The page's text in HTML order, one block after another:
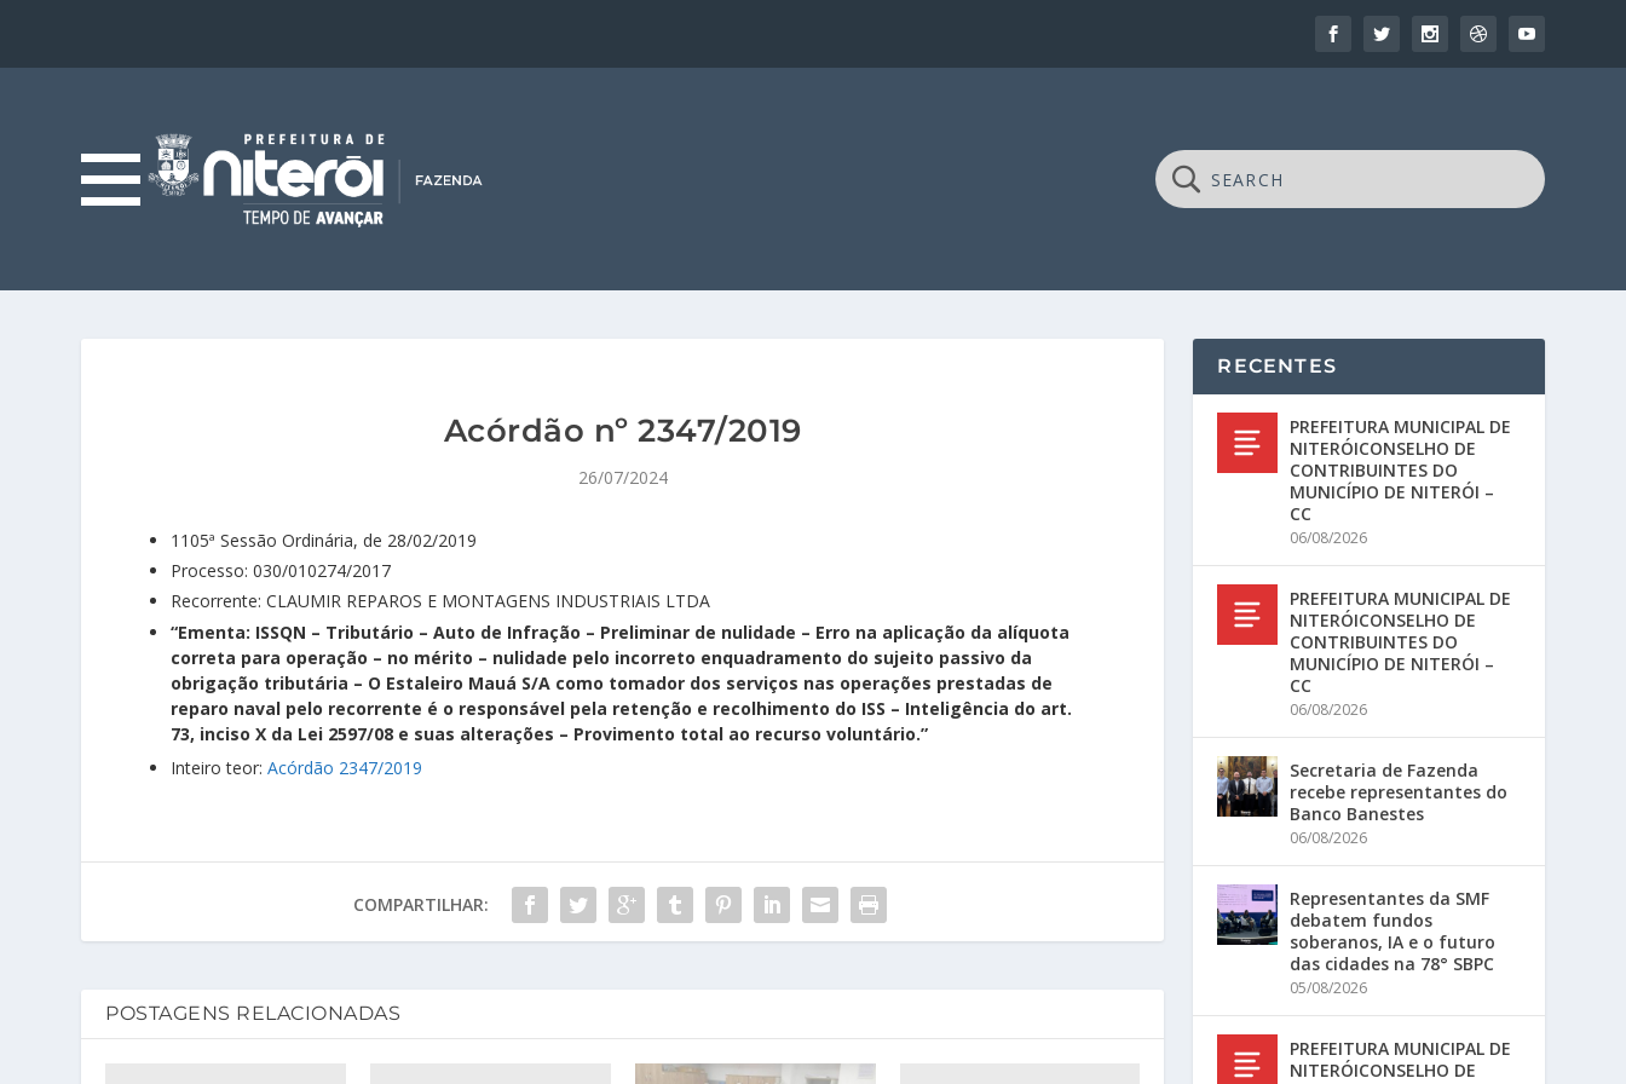
Acórdão nº 2347/2019
26/07/2024
1105ª Sessão Ordinária, de 28/02/2019
Processo: 030/010274/2017
Recorrente: CLAUMIR REPAROS E MONTAGENS INDUSTRIAIS LTDA
“Ementa: ISSQN – Tributário – Auto de Infração – Preliminar de nulidade – Erro na aplicação da alíquota
correta para operação – no mérito – nulidade pelo incorreto enquadramento do sujeito passivo da
obrigação tributária – O Estaleiro Mauá S/A como tomador dos serviços nas operações prestadas de
reparo naval pelo recorrente é o responsável pela retenção e recolhimento do ISS – Inteligência do art.
73, inciso X da Lei 2597/08 e suas alterações – Provimento total ao recurso voluntário.”
Inteiro teor: Acórdão 2347/2019
COMPARTILHAR:
POSTAGENS RELACIONADAS
RECENTES
PREFEITURA MUNICIPAL DE
NITERÓICONSELHO DE
CONTRIBUINTES DO
MUNICÍPIO DE NITERÓI –
CC
06/08/2026
PREFEITURA MUNICIPAL DE
NITERÓICONSELHO DE
CONTRIBUINTES DO
MUNICÍPIO DE NITERÓI –
CC
06/08/2026
Secretaria de Fazenda
recebe representantes do
Banco Banestes
06/08/2026
Representantes da SMF
debatem fundos
soberanos, IA e o futuro
das cidades na 78° SBPC
05/08/2026
PREFEITURA MUNICIPAL DE
NITERÓICONSELHO DE